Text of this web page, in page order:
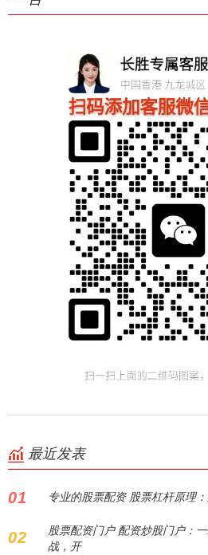
最近发表
01 专业的股票配资 股票杠杆原理
02
股票配资门户 配资炒股门户：
战，开